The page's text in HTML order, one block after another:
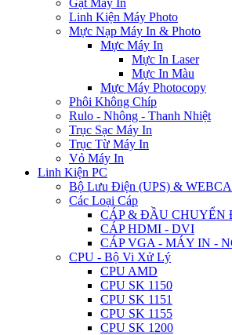
Linh Kiện Máy Photo
Mực Nạp Máy In & Photo
Mực Máy In
Mực In Laser
Mực In Màu
Mực Máy Photocopy
Phôi Không Chíp
Rulo - Nhông - Thanh Nhiệt
Trục Sạc Máy In
Trục Từ Máy In
Vỏ Máy In
Linh Kiện PC
Bộ Lưu Điện (UPS) &
Các Loại Cáp
CÁP & ĐẦU CHUYỂN
CÁP HDMI - DVI
CÁP VGA - MÁY IN -
CPU - Bộ Vi Xử Lý
CPU AMD
CPU SK 1150
CPU SK 1151
CPU SK 1155
CPU SK 1200